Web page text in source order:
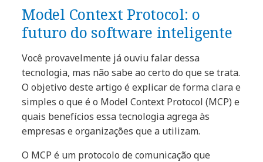
Model Context Protocol: o
futuro do software inteligente
Você provavelmente já ouviu falar dessa
tecnologia, mas não sabe ao certo do que se trata.
O objetivo deste artigo é explicar de forma clara e
simples o que é o Model Context Protocol (MCP) e
quais benefícios essa tecnologia agrega às
empresas e organizações que a utilizam.
O MCP é um protocolo de comunicação que